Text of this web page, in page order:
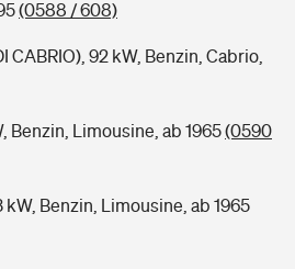
(0588 / 608)
CABRIO), 92 kW, Benzin, Cabrio,
Benzin, Limousine, ab 1965(0590
kW, Benzin, Limousine, ab 1965